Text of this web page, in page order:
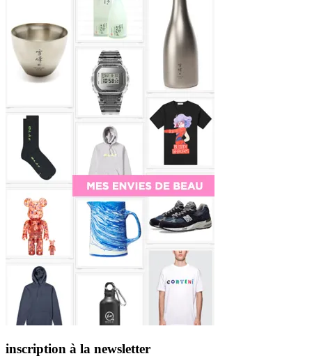
inscription à la newsletter